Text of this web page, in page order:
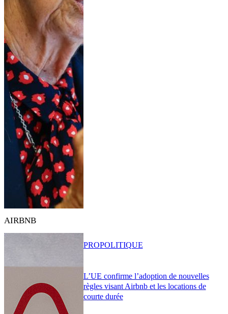
AIRBNB
L’UE confirme l’adoption de nouvelles
règles visant Airbnb et les locations de
courte durée
PROPOLITIQUE